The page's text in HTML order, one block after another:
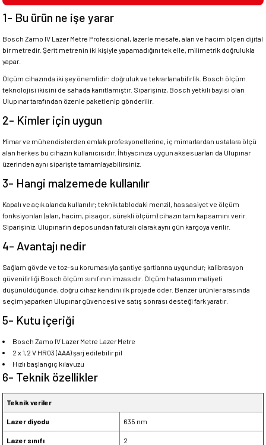
1- Bu ürün ne işe yarar
Bosch Zamo IV Lazer Metre Professional, lazerle mesafe, alan ve hacim ölçen dijital
bir metredir. Şerit metrenin iki kişiyle yapamadığını tek elle, milimetrik doğrulukla
yapar.
Ölçüm cihazında iki şey önemlidir: doğruluk ve tekrarlanabilirlik. Bosch ölçüm
teknolojisi ikisini de sahada kanıtlamıştır. Siparişiniz, Bosch yetkili bayisi olan
Ulupınar tarafından özenle paketlenip gönderilir.
2- Kimler için uygun
Mimar ve mühendislerden emlak profesyonellerine, iç mimarlardan ustalara ölçü
alan herkes bu cihazın kullanıcısıdır. İhtiyacınıza uygun aksesuarları da Ulupınar
üzerinden aynı siparişte tamamlayabilirsiniz.
3- Hangi malzemede kullanılır
Kapalı ve açık alanda kullanılır; teknik tablodaki menzil, hassasiyet ve ölçüm
fonksiyonları (alan, hacim, pisagor, sürekli ölçüm) cihazın tam kapsamını verir.
Siparişiniz, Ulupınar'ın deposundan faturalı olarak aynı gün kargoya verilir.
4- Avantajı nedir
Sağlam gövde ve toz-su korumasıyla şantiye şartlarına uygundur; kalibrasyon
güvenilirliği Bosch ölçüm sınıfının imzasıdır. Ölçüm hatasının maliyeti
düşünüldüğünde, doğru cihaz kendini ilk projede öder. Benzer ürünler arasında
seçim yaparken Ulupınar güvencesi ve satış sonrası desteği fark yaratır.
5- Kutu içeriği
Bosch Zamo IV Lazer Metre Lazer Metre
2 x 1,2 V HR03 (AAA) şarj edilebilir pil
Hızlı başlangıç kılavuzu
6- Teknik özellikler
Teknik veriler
Lazer diyodu 635 nm
Lazer sınıfı 2